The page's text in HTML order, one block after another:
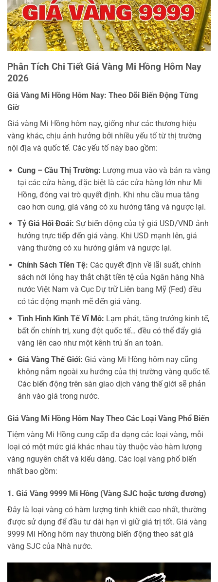
Phân Tích Chi Tiết Giá Vàng Mi Hồng Hôm Nay
2026
Giá Vàng Mi Hồng Hôm Nay: Theo Dõi Biến Động Từng
Giờ
Giá vàng Mi Hồng hôm nay, giống như các thương hiệu
vàng khác, chịu ảnh hưởng bởi nhiều yếu tố từ thị trường
nội địa và quốc tế. Các yếu tố này bao gồm:
Cung – Cầu Thị Trường: Lượng mua vào và bán ra vàng
tại các cửa hàng, đặc biệt là các cửa hàng lớn như Mi
Hồng, đóng vai trò quyết định. Khi nhu cầu mua tăng
cao hơn cung, giá vàng có xu hướng tăng và ngược lại.
Tỷ Giá Hối Đoái: Sự biến động của tỷ giá USD/VND ảnh
hưởng trực tiếp đến giá vàng. Khi USD mạnh lên, giá
vàng thường có xu hướng giảm và ngược lại.
Chính Sách Tiền Tệ: Các quyết định về lãi suất, chính
sách nới lỏng hay thắt chặt tiền tệ của Ngân hàng Nhà
nước Việt Nam và Cục Dự trữ Liên bang Mỹ (Fed) đều
có tác động mạnh mẽ đến giá vàng.
Tình Hình Kinh Tế Vĩ Mô: Lạm phát, tăng trưởng kinh tế,
bất ổn chính trị, xung đột quốc tế… đều có thể đẩy giá
vàng lên cao như một kênh trú ẩn an toàn.
Giá Vàng Thế Giới: Giá vàng Mi Hồng hôm nay cũng
không nằm ngoài xu hướng của thị trường vàng quốc tế.
Các biến động trên sàn giao dịch vàng thế giới sẽ phản
ánh vào giá trong nước.
Giá Vàng Mi Hồng Hôm Nay Theo Các Loại Vàng Phổ Biến
Tiệm vàng Mi Hồng cung cấp đa dạng các loại vàng, mỗi
loại có một mức giá khác nhau tùy thuộc vào hàm lượng
vàng nguyên chất và kiểu dáng. Các loại vàng phổ biến
nhất bao gồm:
1. Giá Vàng 9999 Mi Hồng (Vàng SJC hoặc tương đương)
Đây là loại vàng có hàm lượng tinh khiết cao nhất, thường
được sử dụng để đầu tư dài hạn vì giữ giá trị tốt. Giá vàng
9999 Mi Hồng hôm nay thường biến động theo sát giá
vàng SJC của Nhà nước.